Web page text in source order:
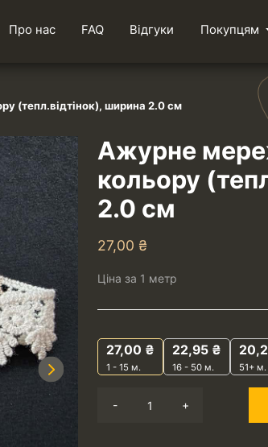
Про нас FAQ Відгуки Покупцям
(тепл.відтінок), ширина 2.0 см
Next
Ажурне
кольору
2.0 см
27,00 ₴
Ціна за 1 метр
27,00 ₴
1 - 15 м.
22,95 ₴
16 - 50 м. 51+ м.
- +